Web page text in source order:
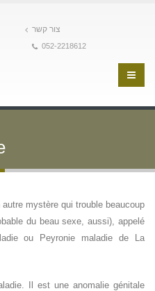
צור קשר
052-2218612
mystère qui trouble beaucoup
du beau sexe, aussi), appelé
ou Peyronie maladie de La
Il est une anomalie génitale